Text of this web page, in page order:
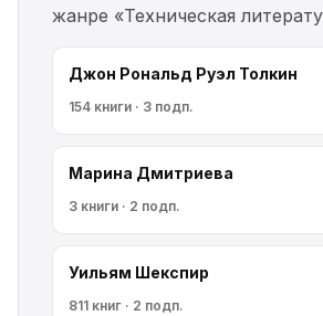
жанре «Техническая
Джон Рональд Руэл Толкин
154 книги · 3 подп.
Марина Дмитриева
3 книги · 2 подп.
Уильям Шекспир
811 книг · 2 подп.